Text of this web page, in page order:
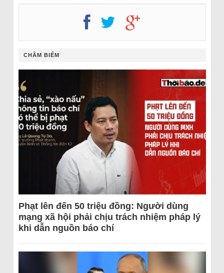
CHÂM BIẾM
Phạt lên đến 50 triệu đồng: Người dùng
mạng xã hội phải chịu trách nhiệm pháp lý
khi dẫn nguồn báo chí